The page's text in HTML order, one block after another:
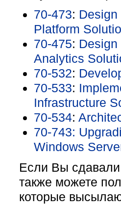
70-473:
Platform
70-475:
Analytics
70-532:
70-533:
Infrastructure
70-534:
70-743:
Windows
Если Вы сдавали
также можете
которые